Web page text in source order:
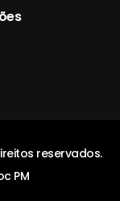
reservados.
PM